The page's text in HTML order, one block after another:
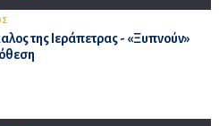
της Ιεράπετρας - «Ξυπνούν»